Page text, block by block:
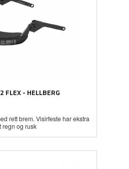
FLEX - HELLBERG
rett brem. Visirfeste har ekstra
regn og rusk